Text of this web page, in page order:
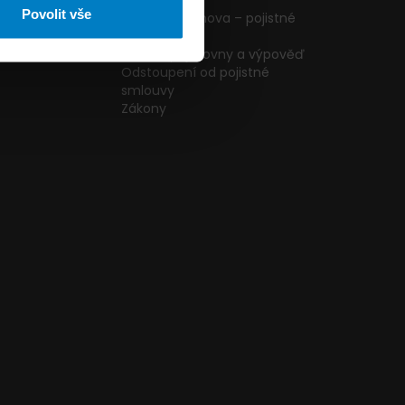
Povolit vše
Pojištění domova – pojistné
podmínky
Změna pojišťovny a výpověď
Odstoupení od pojistné
smlouvy
Zákony